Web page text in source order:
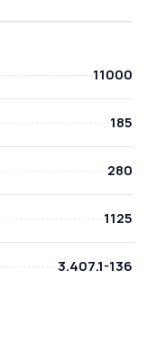
11000
185
280
1125
3.407.1-136